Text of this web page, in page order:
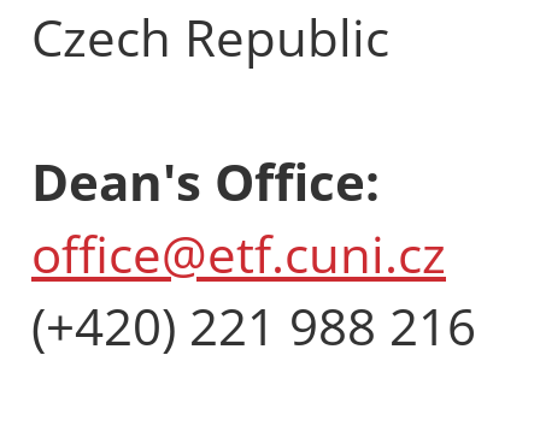
Czech Republic
Dean's Office:
office@etf.cuni.cz
(+420) 221 988 216